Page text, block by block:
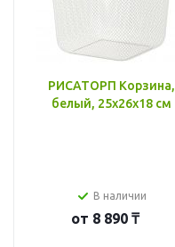
РИСАТОРП Корзина,
белый, 25x26x18 см
В наличии
от 8 890 ₸